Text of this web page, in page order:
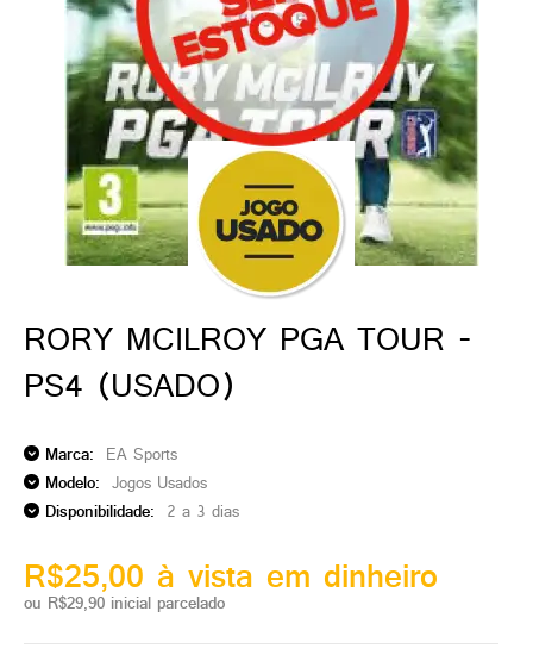
gamer)
RORY MCILROY PGA TOUR -
PS4 (USADO)
Marca: EA Sports
Modelo: Jogos Usados
Disponibilidade: 2 a 3 dias
R$25,00 à vista em dinheiro
ou R$29,90 inicial parcelado